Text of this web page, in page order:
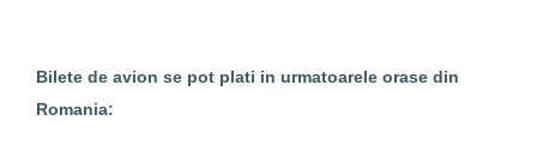
Bilete de avion se pot plati in urmatoarele orase din
Romania: